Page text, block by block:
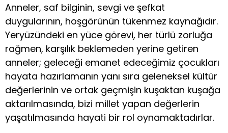
Anneler, saf bilginin, sevgi ve şefkat
duygularının, hoşgörünün tükenmez kaynağıdır.
Yeryüzündeki en yüce görevi, her türlü zorluğa
rağmen, karşılık beklemeden yerine getiren
anneler; geleceği emanet edeceğimiz çocukları
hayata hazırlamanın yanı sıra geleneksel kültür
değerlerinin ve ortak geçmişin kuşaktan kuşağa
aktarılmasında, bizi millet yapan değerlerin
yaşatılmasında hayati bir rol oynamaktadırlar.